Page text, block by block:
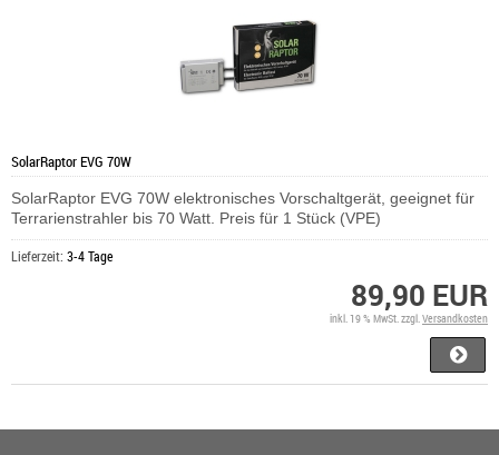
SolarRaptor EVG 70W
SolarRaptor EVG 70W elektronisches Vorschaltgerät, geeignet für
Terrarienstrahler bis 70 Watt. Preis für 1 Stück (VPE)
Lieferzeit: 3-4 Tage
89,90 EUR
inkl. 19 % MwSt. zzgl. Versandkosten